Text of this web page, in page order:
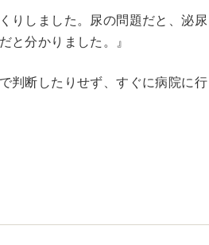
りしました。尿の問題だと、泌尿
と分かりました。』
判断したりせず、すぐに病院に行